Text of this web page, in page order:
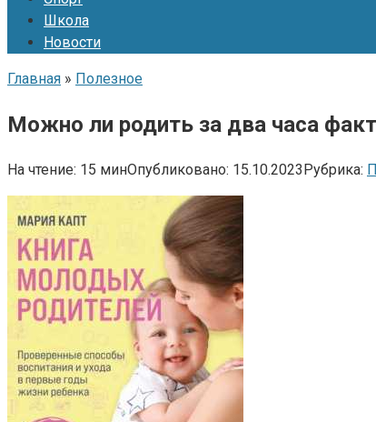
Школа
Новости
Главная » Полезное
Можно ли родить за два часа
На чтение: 15 минОпубликовано: 15.10.2023Рубрика: